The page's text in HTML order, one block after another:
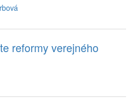
reformy verejného